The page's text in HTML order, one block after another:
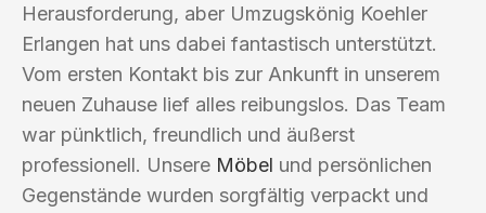
Herausforderung, aber Umzugskönig Koehler
Erlangen hat uns dabei fantastisch unterstützt.
Vom ersten Kontakt bis zur Ankunft in unserem
neuen Zuhause lief alles reibungslos. Das Team
war pünktlich, freundlich und äußerst
professionell. Unsere Möbel und persönlichen
Gegenstände wurden sorgfältig verpackt und